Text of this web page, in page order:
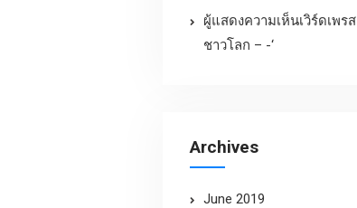
ผู้แสดงความเห็นเวิร์ดเพรส
ชาวโลก – -‘
Archives
June 2019